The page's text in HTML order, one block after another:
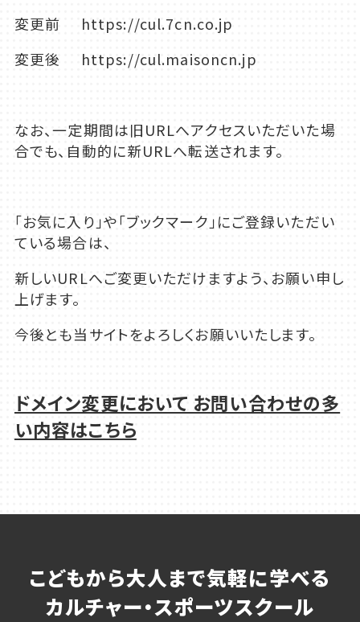
変更前 https://cul.7cn.co.jp
変更後 https://cul.maisoncn.jp
なお、一定期間は旧URLへアクセスいただいた場
合でも、自動的に新URLへ転送されます。
「お気に入り」や「ブックマーク」にご登録いただい
ている場合は、
新しいURLへご変更いただけますよう、お願い申し
上げます。
今後とも当サイトをよろしくお願いいたします。
ドメイン変更において お問い合わせの多
い内容はこちら
こどもから大人まで気軽に学べる
カルチャー・スポーツスクール